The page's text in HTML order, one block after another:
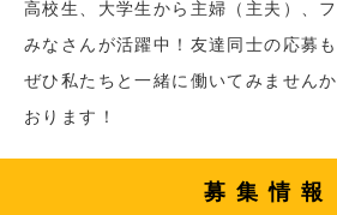
高校生、大学生から主婦（主夫）、
みなさんが活躍中！友達同士の応募も
ぜひ私たちと一緒に働いてみません
おります！
募集情報